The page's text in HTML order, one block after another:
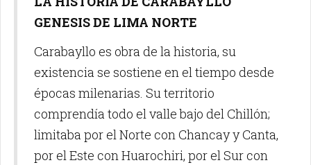
GENESIS DE LIMA NORTE
Carabayllo es obra de la historia, su
existencia se sostiene en el tiempo desde
épocas milenarias. Su territorio
comprendía todo el valle bajo del Chillón;
limitaba por el Norte con Chancay y Canta,
por el Este con Huarochiri, por el Sur con